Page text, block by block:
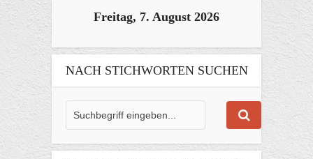
Freitag, 7. August 2026
NACH STICHWORTEN SUCHEN